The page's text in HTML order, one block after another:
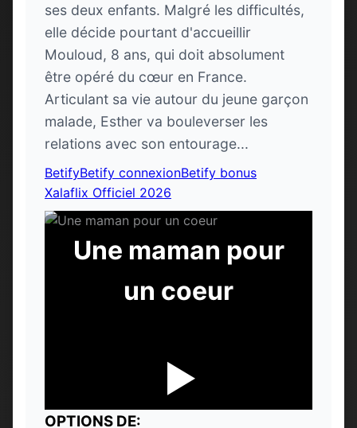
ses deux enfants. Malgré les difficultés,
elle décide pourtant d'accueillir
Mouloud, 8 ans, qui doit absolument
être opéré du cœur en France.
Articulant sa vie autour du jeune garçon
malade, Esther va bouleverser les
relations avec son entourage...
BetifyBetify connexionBetify bonus
Xalaflix Officiel 2026
Une maman pour
un coeur
OPTIONS DE: